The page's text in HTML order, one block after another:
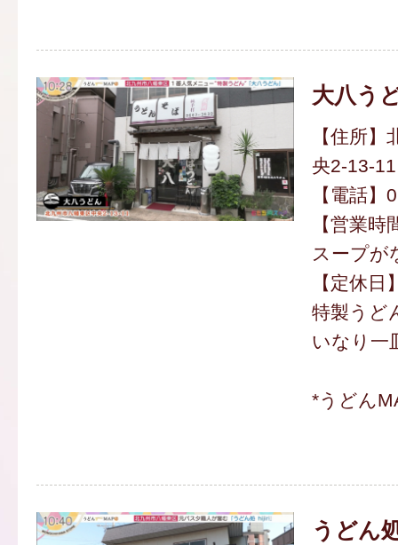
大八う
【住所
央2-13-11
【電話
【営業
スープが
【定休日
特製うど
いなり一
*うどん
うどん